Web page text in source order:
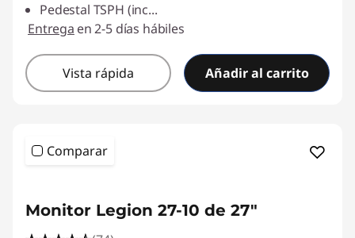
Pedestal TSPH (inc...
Entrega en 2-5 días hábiles
Vista rápida Añadir al carrito
Comparar
Monitor Legion 27-10 de 27"